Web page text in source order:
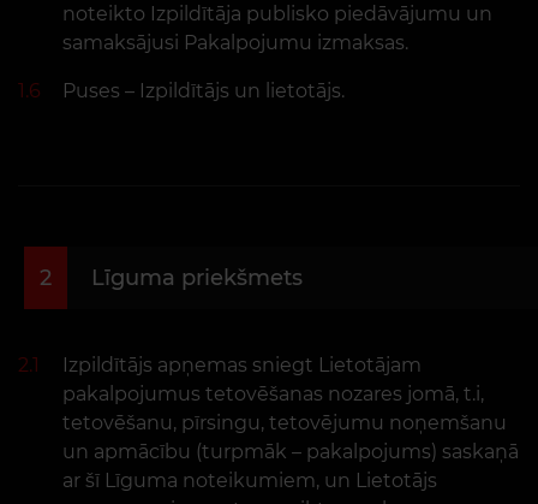
noteikto Izpildītāja publisko piedāvājumu un
samaksājusi Pakalpojumu izmaksas.
1.6 Puses – Izpildītājs un lietotājs.
2 Līguma priekšmets
2.1
Izpildītājs apņemas sniegt Lietotājam
pakalpojumus tetovēšanas nozares jomā, t.i,
tetovēšanu, pīrsingu, tetovējumu noņemšanu
un apmācību (turpmāk – pakalpojums) saskaņā
ar šī Līguma noteikumiem, un Lietotājs